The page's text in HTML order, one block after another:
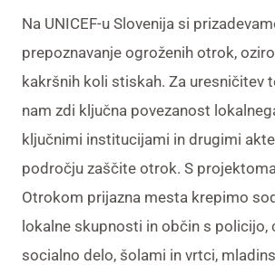
Na UNICEF-u Slovenija si
prepoznavanje ogroženih otrok,
kakršnih koli stiskah. Za uresničitev
nam zdi ključna povezanost
ključnimi institucijami in drugimi
področju zaščite otrok. S
Otrokom prijazna mesta krepimo
lokalne skupnosti in občin s policijo,
socialno delo, šolami in vrtci,